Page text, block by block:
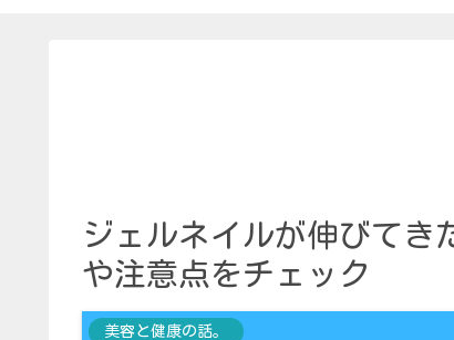
ジェルネイルが伸びてき
や注意点をチェック
美容と健康の話。